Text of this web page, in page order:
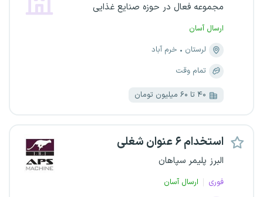
مجموعه فعال در حوزه صنایع غذایی
ارسال آسان
لرستان
خرم آباد
تمام وقت
۴۰ تا ۶۰ میلیون تومان
استخدام ۶ عنوان شغلی
البرز پلیمر سپاهان
فوری
ارسال آسان